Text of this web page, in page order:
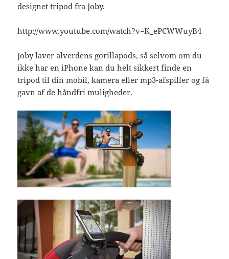
designet tripod fra Joby.
http://www.youtube.com/watch?v=K_ePCWWuyB4
Joby laver alverdens gorillapods, så selvom om du
ikke har en iPhone kan du helt sikkert finde en
tripod til din mobil, kamera eller mp3-afspiller og få
gavn af de håndfri muligheder.